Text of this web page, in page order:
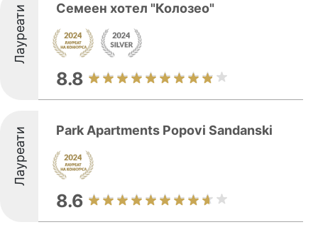
Лауреати Семеен хотел "Колозео"
8.8
Лауреати Park Apartments Popovi Sandanski
8.6